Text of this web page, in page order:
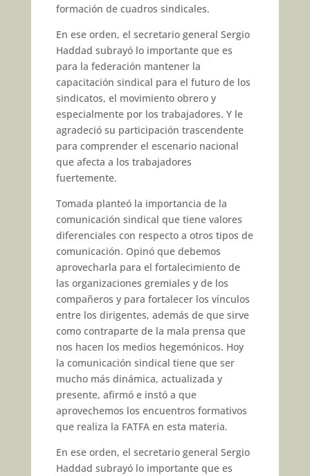
formación de cuadros sindicales.
En ese orden, el secretario general Sergio
Haddad subrayó lo importante que es
para la federación mantener la
capacitación sindical para el futuro de los
sindicatos, el movimiento obrero y
especialmente por los trabajadores. Y le
agradeció su participación trascendente
para comprender el escenario nacional
que afecta a los trabajadores
fuertemente.
Tomada planteó la importancia de la
comunicación sindical que tiene valores
diferenciales con respecto a otros tipos de
comunicación. Opinó que debemos
aprovecharla para el fortalecimiento de
las organizaciones gremiales y de los
compañeros y para fortalecer los vínculos
entre los dirigentes, además de que sirve
como contraparte de la mala prensa que
nos hacen los medios hegemónicos. Hoy
la comunicación sindical tiene que ser
mucho más dinámica, actualizada y
presente, afirmó e instó a que
aprovechemos los encuentros formativos
que realiza la FATFA en esta materia.
En ese orden, el secretario general Sergio
Haddad subrayó lo importante que es